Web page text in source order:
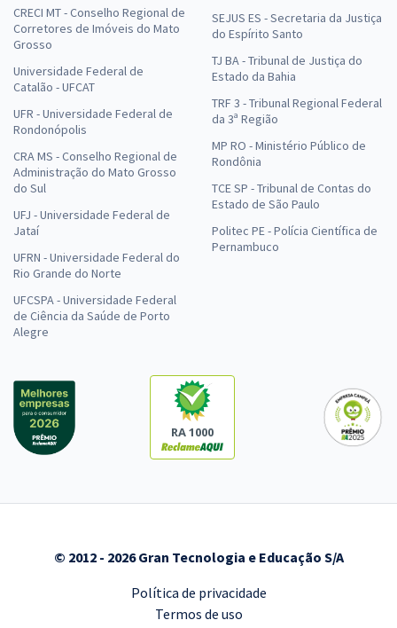
CRECI MT - Conselho Regional de
Corretores de Imóveis do Mato
Grosso
Universidade Federal de
Catalão - UFCAT
UFR - Universidade Federal de
Rondonópolis
CRA MS - Conselho Regional de
Administração do Mato Grosso
do Sul
UFJ - Universidade Federal de
Jataí
UFRN - Universidade Federal do
Rio Grande do Norte
UFCSPA - Universidade Federal
de Ciência da Saúde de Porto
Alegre
SEJUS ES - Secretaria da Justiça
do Espírito Santo
TJ BA - Tribunal de Justiça do
Estado da Bahia
TRF 3 - Tribunal Regional Federal
da 3ª Região
MP RO - Ministério Público de
Rondônia
TCE SP - Tribunal de Contas do
Estado de São Paulo
Politec PE - Polícia Científica de
Pernambuco
RA 1000
© 2012 - 2026 Gran Tecnologia e Educação S/A
Política de privacidade
Termos de uso